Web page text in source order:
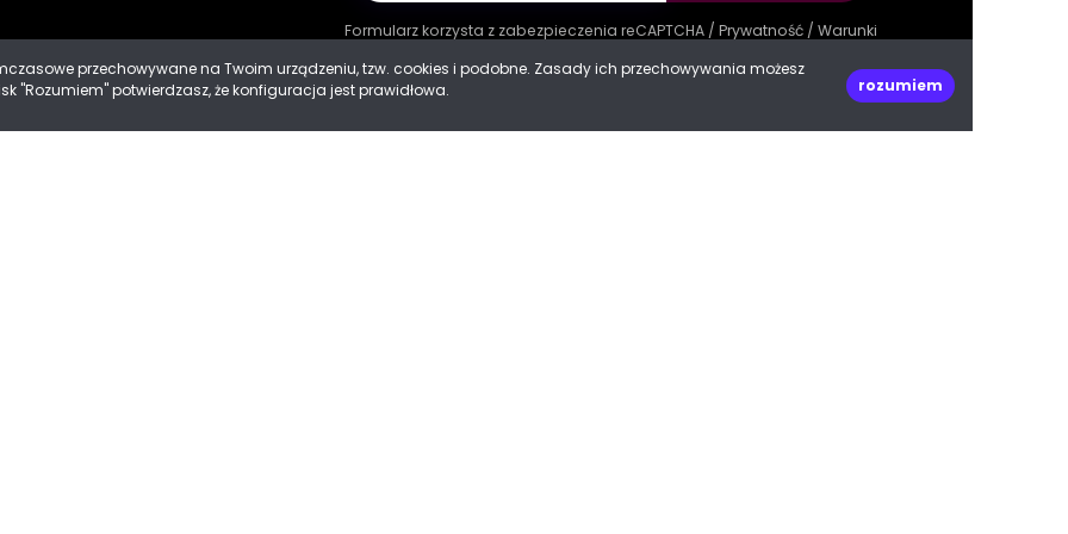
Formularz korzysta z zabezpieczenia reCAPTCHA / Prywatność / Warunki
decoPLANET Polska
ul. Kasprowicza 47
przechowywane na Twoim urządzeniu, tzw. cookies i podobne. Zasady ich przechowywania możesz
"Rozumiem" potwierdzasz, że konfiguracja jest prawidłowa.
rozumiem